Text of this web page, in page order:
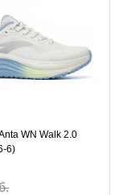
WN Walk 2.0
6)